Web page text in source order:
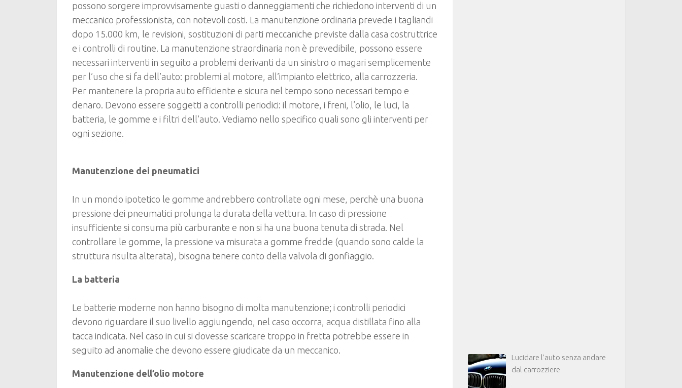
possono sorgere improvvisamente guasti o danneggiamenti che richiedono interventi di un
meccanico professionista, con notevoli costi. La manutenzione ordinaria prevede i tagliandi
dopo 15.000 km, le revisioni, sostituzioni di parti meccaniche previste dalla casa costruttrice
e i controlli di routine. La manutenzione straordinaria non è prevedibile, possono essere
necessari interventi in seguito a problemi derivanti da un sinistro o magari semplicemente
per l’uso che si fa dell’auto: problemi al motore, all’impianto elettrico, alla carrozzeria.
Per mantenere la propria auto efficiente e sicura nel tempo sono necessari tempo e
denaro. Devono essere soggetti a controlli periodici: il motore, i freni, l’olio, le luci, la
batteria, le gomme e i filtri dell’auto. Vediamo nello specifico quali sono gli interventi per
ogni sezione.
Manutenzione dei pneumatici
In un mondo ipotetico le gomme andrebbero controllate ogni mese, perchè una buona
pressione dei pneumatici prolunga la durata della vettura. In caso di pressione
insufficiente si consuma più carburante e non si ha una buona tenuta di strada. Nel
controllare le gomme, la pressione va misurata a gomme fredde (quando sono calde la
struttura risulta alterata), bisogna tenere conto della valvola di gonfiaggio.
La batteria
Le batterie moderne non hanno bisogno di molta manutenzione; i controlli periodici
devono riguardare il suo livello aggiungendo, nel caso occorra, acqua distillata fino alla
tacca indicata. Nel caso in cui si dovesse scaricare troppo in fretta potrebbe essere in
seguito ad anomalie che devono essere giudicate da un meccanico.
Manutenzione dell’olio motore
Lucidare l’auto senza andare
dal carrozziere